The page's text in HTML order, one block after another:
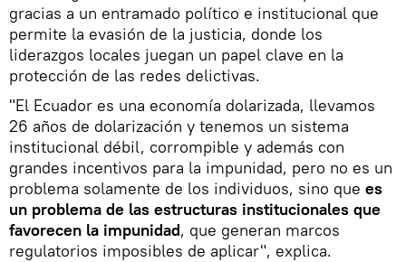
gracias a un entramado político e institucional que
permite la evasión de la justicia, donde los
liderazgos locales juegan un papel clave en la
protección de las redes delictivas.
"El Ecuador es una economía dolarizada, llevamos
26 años de dolarización y tenemos un sistema
institucional débil, corrompible y además con
grandes incentivos para la impunidad, pero no es un
problema solamente de los individuos, sino que es
un problema de las estructuras institucionales que
favorecen la impunidad, que generan marcos
regulatorios imposibles de aplicar", explica.